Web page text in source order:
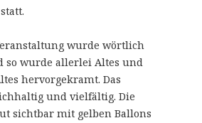
wurde wörtlich
so wurde allerlei Altes und
hervorgekramt. Das
und vielfältig. Die
sichtbar mit gelben Ballons